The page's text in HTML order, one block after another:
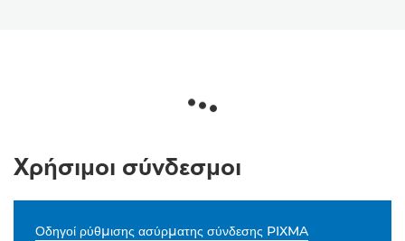
Χρήσιμοι σύνδεσμοι
Οδηγοί ρύθμισης ασύρματης σύνδεσης PIXMA